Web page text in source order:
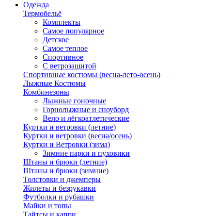
Одежда
Термобельё
Комплекты
Самое популярное
Детское
Самое теплое
Спортивное
С ветрозащитой
Спортивные костюмы (весна-лето-осень)
Лыжные Костюмы
Комбинезоны
Лыжные гоночные
Горнолыжные и сноуборд
Вело и лёгкоатлетические
Куртки и ветровки (летние)
Куртки и ветровки (весна/осень)
Куртки и Ветровки (зима)
Зимние парки и пуховики
Штаны и брюки (летние)
Штаны и брюки (зимние)
Толстовки и джемперы
Жилеты и безрукавки
Футболки и рубашки
Майки и топы
Тайтсы и капри